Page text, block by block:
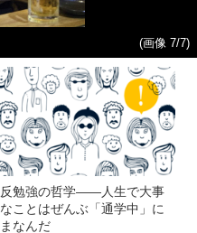
(画像 7/7)
反勉強の哲学――人生で大事
なことはぜんぶ「通学中」に
まなんだ